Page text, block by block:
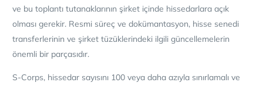
ve bu toplantı tutanaklarının şirket içinde hissedarlara açık
olması gerekir. Resmi süreç ve dokümantasyon, hisse senedi
transferlerinin ve şirket tüzüklerindeki ilgili güncellemelerin
önemli bir parçasıdır.
S-Corps, hissedar sayısını 100 veya daha azıyla sınırlamalı ve